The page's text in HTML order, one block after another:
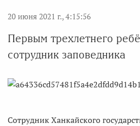
20 июня 2021 г., 4:15:56
Первым трехлетнего
сотрудник заповедника
Сотрудник Ханкайского